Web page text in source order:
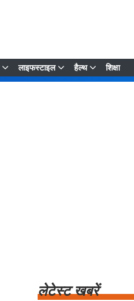
लाइफस्टाइल हैल्थ शिक्षा
लेटेस्ट खबरें